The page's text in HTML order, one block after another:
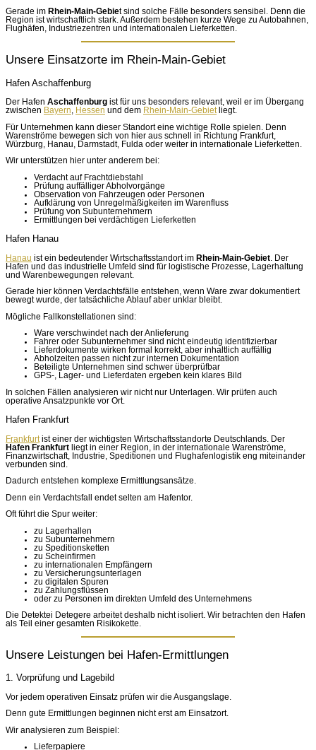
Gerade im Rhein-Main-Gebiet sind solche Fälle besonders sensibel. Denn die
Region ist wirtschaftlich stark. Außerdem bestehen kurze Wege zu Autobahnen,
Flughäfen, Industriezentren und internationalen Lieferketten.
Unsere Einsatzorte im Rhein-Main-Gebiet
Hafen Aschaffenburg
Der Hafen Aschaffenburg ist für uns besonders relevant, weil er im Übergang
zwischen Bayern Hessen und dem Rhein-Main-Gebiet liegt.
Für Unternehmen kann dieser Standort eine wichtige Rolle spielen. Denn
Warenströme bewegen sich von hier aus schnell in Richtung Frankfurt,
Würzburg, Hanau, Darmstadt, Fulda oder weiter in internationale Lieferketten.
Wir unterstützen hier unter anderem bei:
Verdacht auf Frachtdiebstahl
Prüfung auffälliger Abholvorgänge
Observation von Fahrzeugen oder Personen
Aufklärung von Unregelmäßigkeiten im Warenfluss
Prüfung von Subunternehmern
Ermittlungen bei verdächtigen Lieferketten
Hafen Hanau
Hanau ist ein bedeutender Wirtschaftsstandort im Rhein-Main-Gebiet . Der
Hafen und das industrielle Umfeld sind für logistische Prozesse, Lagerhaltung
und Warenbewegungen relevant.
Gerade hier können Verdachtsfälle entstehen, wenn Ware zwar dokumentiert
bewegt wurde, der tatsächliche Ablauf aber unklar bleibt.
Mögliche Fallkonstellationen sind:
Ware verschwindet nach der Anlieferung
Fahrer oder Subunternehmer sind nicht eindeutig identifizierbar
Lieferdokumente wirken formal korrekt, aber inhaltlich auffällig
Abholzeiten passen nicht zur internen Dokumentation
Beteiligte Unternehmen sind schwer überprüfbar
GPS-, Lager- und Lieferdaten ergeben kein klares Bild
In solchen Fällen analysieren wir nicht nur Unterlagen. Wir prüfen auch
operative Ansatzpunkte vor Ort.
Hafen Frankfurt
Frankfurt ist einer der wichtigsten Wirtschaftsstandorte Deutschlands. Der
Hafen Frankfurt liegt in einer Region, in der internationale Warenströme,
Finanzwirtschaft, Industrie, Speditionen und Flughafenlogistik eng miteinander
verbunden sind.
Dadurch entstehen komplexe Ermittlungsansätze.
Denn ein Verdachtsfall endet selten am Hafentor.
Oft führt die Spur weiter:
zu Lagerhallen
zu Subunternehmern
zu Speditionsketten
zu Scheinfirmen
zu internationalen Empfängern
zu Versicherungsunterlagen
zu digitalen Spuren
zu Zahlungsflüssen
oder zu Personen im direkten Umfeld des Unternehmens
Die Detektei Detegere arbeitet deshalb nicht isoliert. Wir betrachten den Hafen
als Teil einer gesamten Risikokette.
Unsere Leistungen bei Hafen-Ermittlungen
1. Vorprüfung und Lagebild
Vor jedem operativen Einsatz prüfen wir die Ausgangslage.
Denn gute Ermittlungen beginnen nicht erst am Einsatzort.
Wir analysieren zum Beispiel:
Lieferpapiere